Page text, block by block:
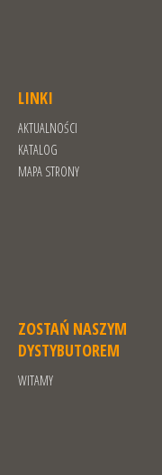
LINKI
AKTUALNOŚCI
KATALOG
MAPA STRONY
ZOSTAŃ NASZYM
DYSTYBUTOREM
WITAMY